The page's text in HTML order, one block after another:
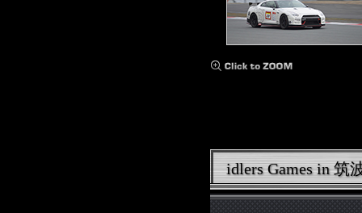
idlers Games in 筑